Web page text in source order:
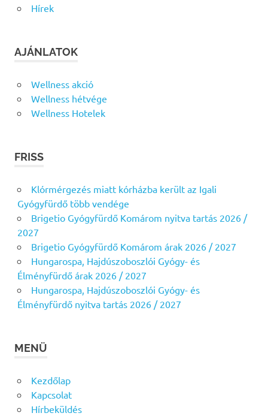
Hírek
AJÁNLATOK
Wellness akció
Wellness hétvége
Wellness Hotelek
FRISS
Klórmérgezés miatt kórházba került az Igali
Gyógyfürdő több vendége
Brigetio Gyógyfürdő Komárom nyitva tartás 2026 /
2027
Brigetio Gyógyfürdő Komárom árak 2026 / 2027
Hungarospa, Hajdúszoboszlói Gyógy- és
Élményfürdő árak 2026 / 2027
Hungarospa, Hajdúszoboszlói Gyógy- és
Élményfürdő nyitva tartás 2026 / 2027
MENÜ
Kezdőlap
Kapcsolat
Hírbeküldés